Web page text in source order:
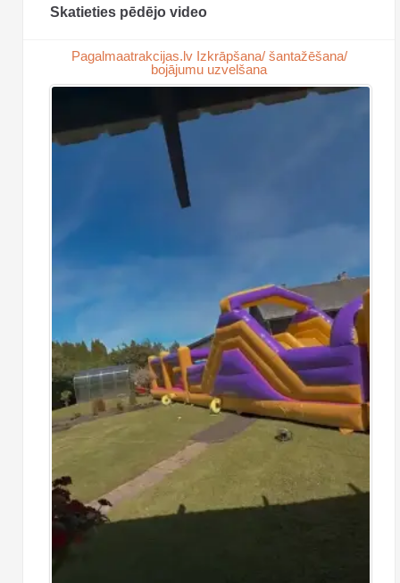
Skatieties pēdējo video
Pagalmaatrakcijas.lv Izkrāpšana/ šantažēšana/
bojājumu uzvelšana